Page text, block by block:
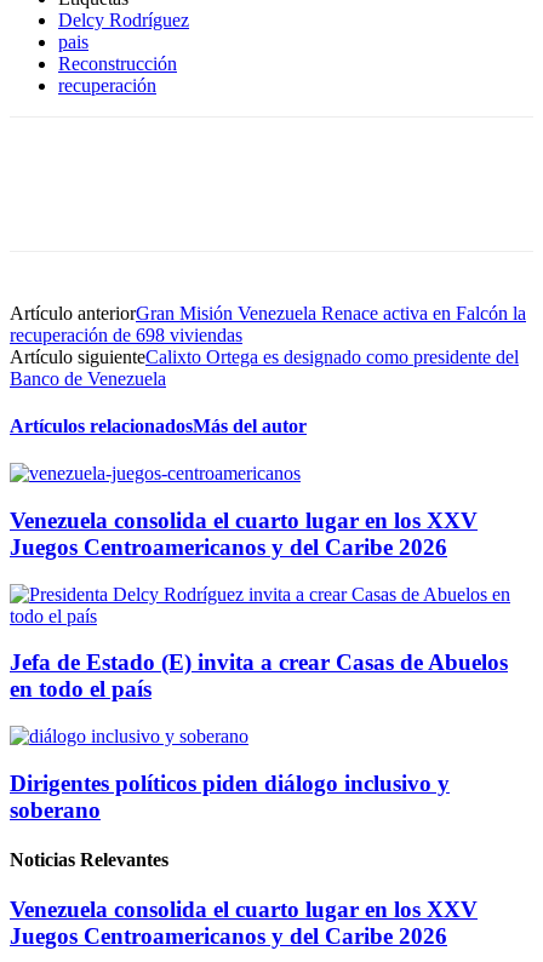
Delcy Rodríguez
pais
Reconstrucción
recuperación
Artículo anteriorGran Misión Venezuela Renace activa en Falcón la
recuperación de 698 viviendas
Artículo siguienteCalixto Ortega es designado como presidente del
Banco de Venezuela
Artículos relacionadosMás del autor
Venezuela consolida el cuarto lugar en los XXV
Juegos Centroamericanos y del Caribe 2026
Jefa de Estado (E) invita a crear Casas de Abuelos
en todo el país
Dirigentes políticos piden diálogo inclusivo y
soberano
Noticias Relevantes
Venezuela consolida el cuarto lugar en los XXV
Juegos Centroamericanos y del Caribe 2026